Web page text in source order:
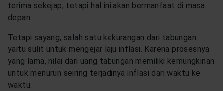
terima sekejap, tetapi hal ini akan bermanfaat di masa
depan.
Tetapi sayang, salah satu kekurangan dari tabungan
yaitu sulit untuk mengejar laju inflasi. Karena prosesnya
yang lama, nilai dari uang tabungan memiliki kemungkinan
untuk menurun seiring terjadinya inflasi dari waktu ke
waktu.